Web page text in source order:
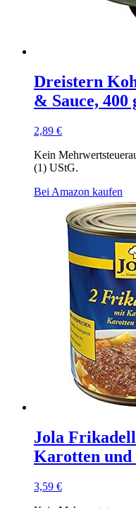
Dreistern
& Sauce, 400
2,89 €
Kein
(1) UStG.
Bei Amazon kaufen
Jola
Karotten und
3,59 €